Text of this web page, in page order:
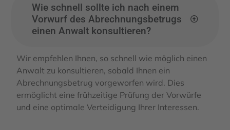
Wie schnell sollte ich nach einem
Vorwurf des Abrechnungsbetrugs
einen Anwalt konsultieren?
Wir empfehlen Ihnen, so schnell wie möglich einen
Anwalt zu konsultieren, sobald Ihnen ein
Abrechnungsbetrug vorgeworfen wird. Dies
ermöglicht eine frühzeitige Prüfung der Vorwürfe
und eine optimale Verteidigung Ihrer Interessen.